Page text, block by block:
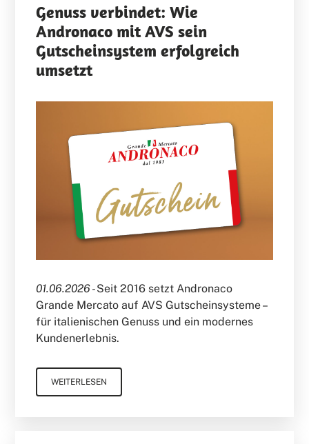
Genuss verbindet: Wie
Andronaco mit AVS sein
Gutscheinsystem erfolgreich
umsetzt
01.06.2026 -Seit 2016 setzt Andronaco
Grande Mercato auf AVS Gutscheinsysteme –
für italienischen Genuss und ein modernes
Kundenerlebnis.
WEITERLESEN